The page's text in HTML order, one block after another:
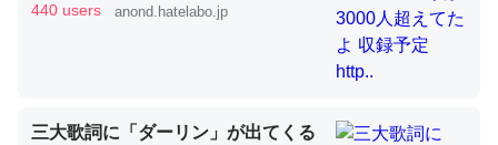
─ニュース :: 【研究発表】昆虫学の大問題＝「昆虫はなぜ海にいな
440 users anond.hatelabo.jp
三大歌詞に「ダーリン」が出てくる